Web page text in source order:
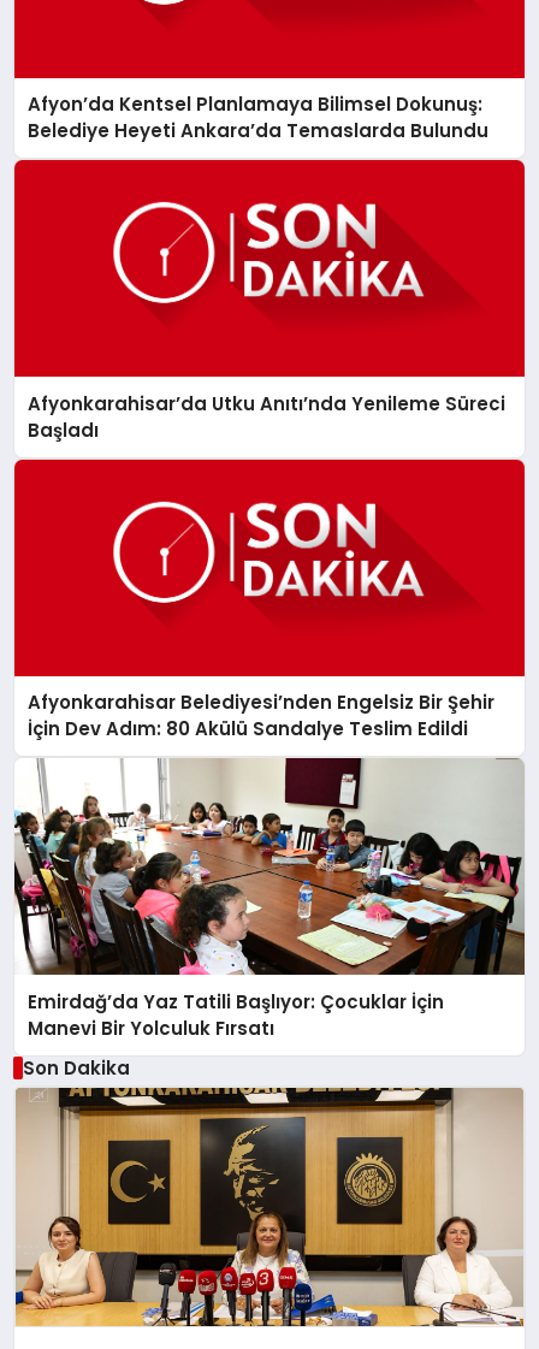
Afyon’da Kentsel Planlamaya Bilimsel Dokunuş:
Belediye Heyeti Ankara’da Temaslarda Bulundu
Afyonkarahisar’da Utku Anıtı’nda Yenileme Süreci
Başladı
Afyonkarahisar Belediyesi’nden Engelsiz Bir Şehir
İçin Dev Adım: 80 Akülü Sandalye Teslim Edildi
Emirdağ’da Yaz Tatili Başlıyor: Çocuklar İçin
Manevi Bir Yolculuk Fırsatı
Son Dakika